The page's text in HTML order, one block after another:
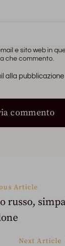
e sito web in
che commento.
alla pubblicazione
Article
russo,
Next Article